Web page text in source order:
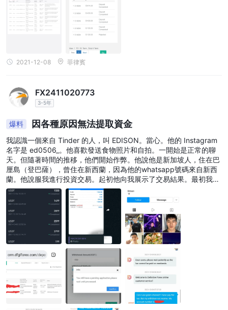
2021-12-08 菲律賓
FX2411020773
3-5年
爆料 因各種原因無法提取資金
我認識一個來自 Tinder 的人，叫 EDISON。當心。他的 Instagram
名字是 ed0506_。他喜歡發送食物照片和自拍。一開始是正常的聊
天。但隨著時間的推移，他們開始作弊。他說他是新加坡人，住在巴
厘島（登巴薩），曾住在新西蘭，因為他的whatsapp號碼來自新西
蘭。他說服我進行投資交易。起初他向我展示了交易結果。最初我被
要求嘗試模擬賬戶，然後被要求存入 100 美元。隨著時間的推移，
越來越多。高達 12501 美元。我只能提取 100 美元。當資金數額較
大，達到29991美元時，資金是不能提現的。我被要求支付 10% 的
貸款餘額費用（1463.2 美元）。然後要求繳納 5% 的稅（1499.55
美元）。然後綠色通道花費 1000 美元以加快流程。我沒有付錢，因
為我覺得這是一個騙局。我感覺像是被催眠了，每筆交易都必鬚髮送
截圖。因為所有的進程都必須按他的命令進行。我覺得很愚蠢。如果
這一切都沒有發生 經紀商網站 : https://www.dfglforex.com/Tradin
g 應用程序 : Meta Trader 5 存取款應用程序 : Binance